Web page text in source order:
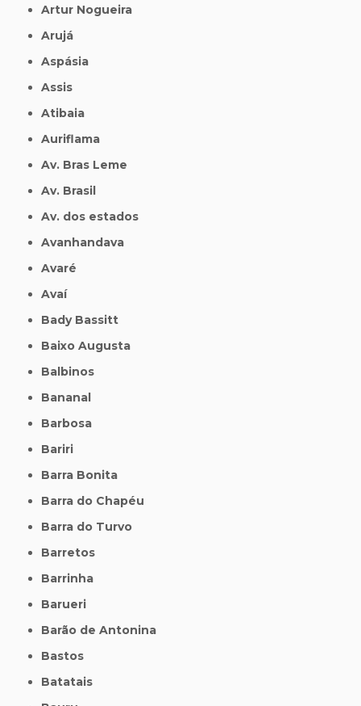
Artur Nogueira
Arujá
Aspásia
Assis
Atibaia
Auriflama
Av. Bras Leme
Av. Brasil
Av. dos estados
Avanhandava
Avaré
Avaí
Bady Bassitt
Baixo Augusta
Balbinos
Bananal
Barbosa
Bariri
Barra Bonita
Barra do Chapéu
Barra do Turvo
Barretos
Barrinha
Barueri
Barão de Antonina
Bastos
Batatais